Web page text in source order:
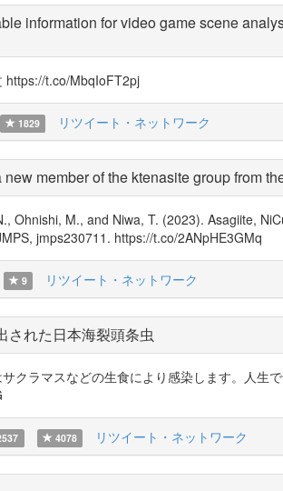
information for video game scene
https://t.co/MbqIoFT2pj
1829 リツイート・ネットワーク
member of the ktenasite group from
M., and Niwa, T. (2023). Asagiite,
jmps230711. https://t.co/2ANpHE3GMq
9 リツイート・ネットワーク
された日本海裂頭条虫
クラマスなどの生食により感染します。人生
4078 リツイート・ネットワーク